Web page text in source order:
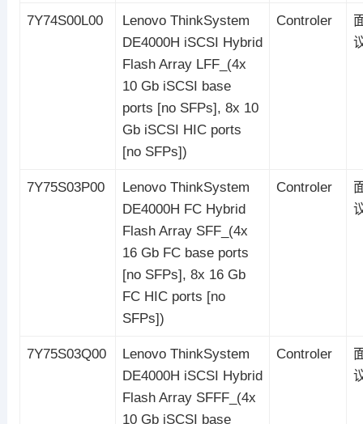
7Y74S00L00
Lenovo ThinkSystem
DE4000H iSCSI Hybrid
Flash Array LFF_(4x
10 Gb iSCSI base
ports [no SFPs], 8x 10
Gb iSCSI HIC ports
[no SFPs])
Controler
7Y75S03P00
Lenovo ThinkSystem
DE4000H FC Hybrid
Flash Array SFF_(4x
16 Gb FC base ports
[no SFPs], 8x 16 Gb
FC HIC ports [no
SFPs])
Controler
7Y75S03Q00
Lenovo ThinkSystem
DE4000H iSCSI Hybrid
Flash Array SFFF_(4x
10 Gb iSCSI base
Controler